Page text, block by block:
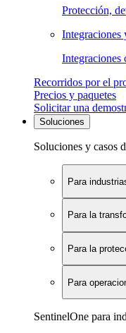
Protección,
Integraciones
Integraciones
Recorridos por el
Precios y paquetes
Solicitar una
Soluciones
Soluciones y casos
Para
Para la
Para la
Para
SentinelOne para